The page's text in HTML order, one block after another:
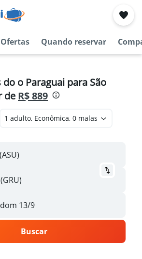
Ofertas Quando reservar
o Paraguai para São
de R$ 889
1 adulto, Econômica, 0 malas
dom 13/9
Buscar